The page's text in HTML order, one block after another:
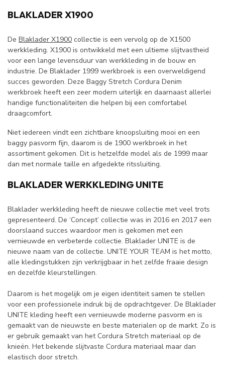
BLAKLADER X1900
De Blaklader X1900 collectie is een vervolg op de X1500
werkkleding. X1900 is ontwikkeld met een ultieme slijtvastheid
voor een lange levensduur van werkkleding in de bouw en
industrie. De Blaklader 1999 werkbroek is een overweldigend
succes geworden. Deze Baggy Stretch Cordura Denim
werkbroek heeft een zeer modern uiterlijk en daarnaast allerlei
handige functionaliteiten die helpen bij een comfortabel
draagcomfort.
Niet iedereen vindt een zichtbare knoopsluiting mooi en een
baggy pasvorm fijn, daarom is de 1900 werkbroek in het
assortiment gekomen. Dit is hetzelfde model als de 1999 maar
dan met normale taille en afgedekte ritssluiting.
BLAKLADER WERKKLEDING UNITE
Blaklader werkkleding heeft de nieuwe collectie met veel trots
gepresenteerd. De ‘Concept’ collectie was in 2016 en 2017 een
doorslaand succes waardoor men is gekomen met een
vernieuwde en verbeterde collectie. Blaklader UNITE is de
nieuwe naam van de collectie. UNITE YOUR TEAM is het motto,
alle kledingstukken zijn verkrijgbaar in het zelfde fraaie design
en dezelfde kleurstellingen.
Daarom is het mogelijk om je eigen identiteit samen te stellen
voor een professionele indruk bij de opdrachtgever. De Blaklader
UNITE kleding heeft een vernieuwde moderne pasvorm en is
gemaakt van de nieuwste en beste materialen op de markt. Zo is
er gebruik gemaakt van het Cordura Stretch materiaal op de
knieën. Het bekende slijtvaste Cordura materiaal maar dan
elastisch door stretch.